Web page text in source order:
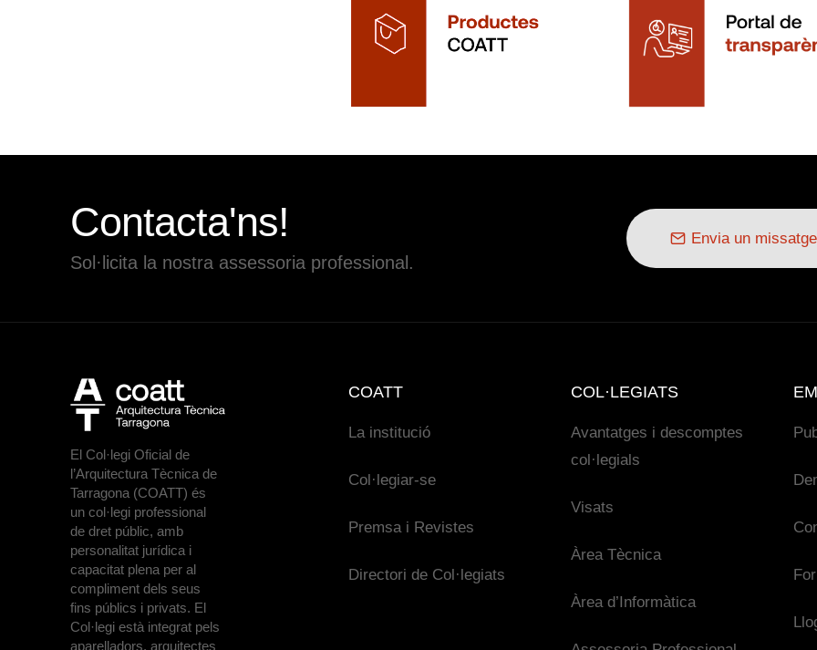
Contacta'ns!
Sol·licita la nostra assessoria professional.
Envia un missatge
El Col·legi Oficial de
l’Arquitectura Tècnica de
Tarragona (COATT) és
un col·legi professional
de dret públic, amb
personalitat jurídica i
capacitat plena per al
compliment dels seus
fins públics i privats. El
Col·legi està integrat pels
aparelladors, arquitectes
COATT
La institució
Col·legiar-se
Premsa i Revistes
Directori de Col·legiats
COL·LEGIATS
Avantatges i descomptes
col·legials
Visats
Àrea Tècnica
Àrea d’Informàtica